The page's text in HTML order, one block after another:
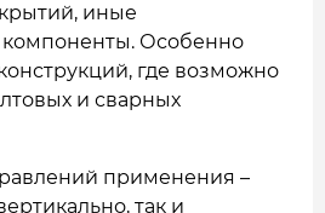
иные
Особенно
где возможно
и сварных
применения –
так и